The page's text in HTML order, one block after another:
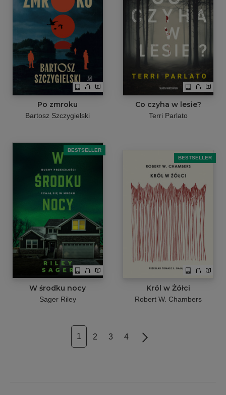
Po zmroku
Bartosz Szczygielski
Co czyha w lesie?
Terri Parlato
BESTSELLER
W środku nocy
Sager Riley
BESTSELLER
Król w Żółci
Robert W. Chambers
1 2 3 4 Next